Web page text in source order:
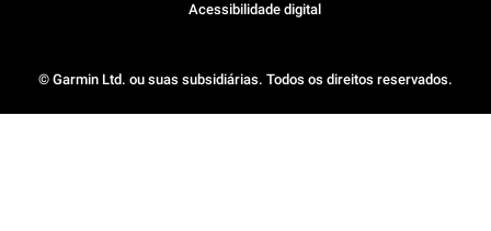
© Garmin Ltd. ou suas subsidiárias. Todos os direitos reservados.
Acessibilidade digital